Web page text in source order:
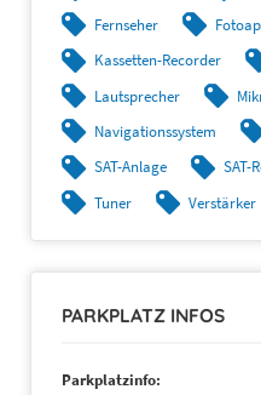
Fernseher
Kassetten-Recorder
Lautsprecher
Navigationssystem
SAT-Anlage
SAT-
Tuner
Verstärker
PARKPLATZ INFOS
Parkplatzinfo: